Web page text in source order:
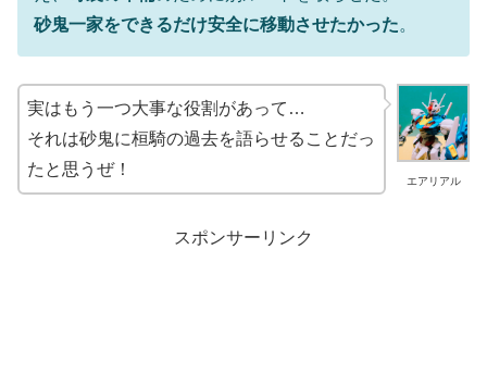
砂鬼一家をできるだけ安全に移動させたかった。
エアリアル
実はもう一つ大事な役割があって…
それは砂鬼に桓騎の過去を語らせることだっ
たと思うぜ！
スポンサーリンク